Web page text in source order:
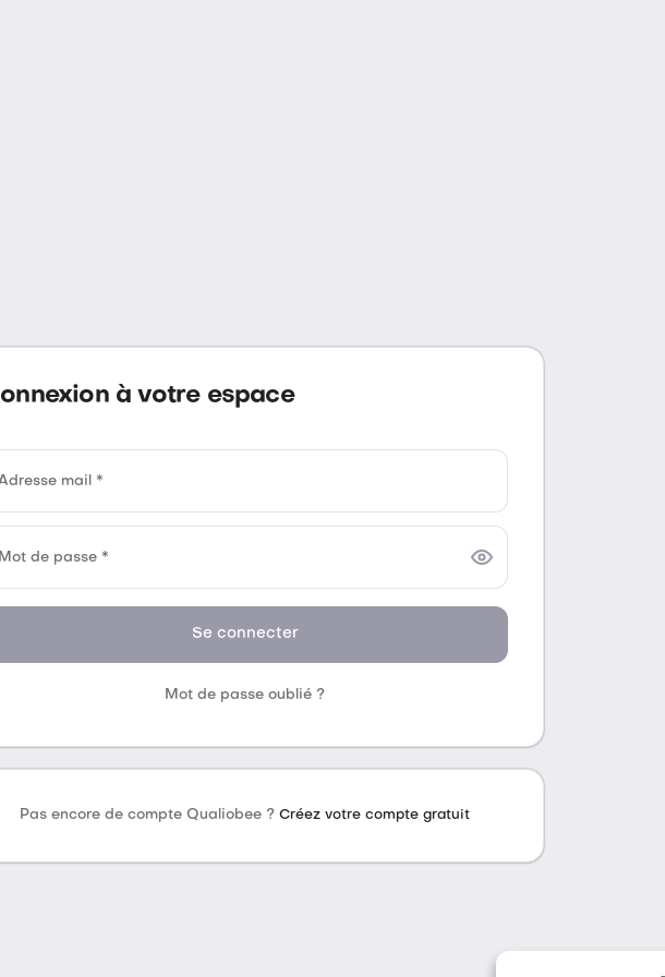
à votre espace
mail *
de passe *
Se connecter
Mot de passe oublié ?
Pas encore de compte Qualiobee ? Créez votre compte gratuit